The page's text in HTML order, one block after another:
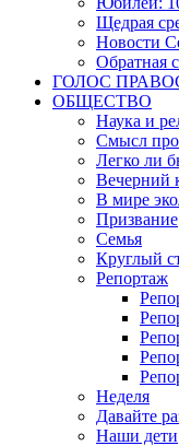
Щедрая
Новости
Обратная
ГОЛОС
ОБЩЕСТВО
Наука и
Смысл
Легко ли
Вечерний
В мире
Призвание
Семья
Круглый
Репортаж
Неделя
Давайте
Наши дети